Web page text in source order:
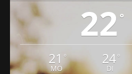
22 °
21 °
MO
24°
DI